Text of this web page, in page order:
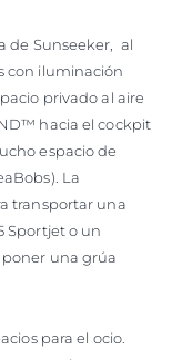
de Sunseeker, al
con iluminación
privado al aire
hacia el cockpit
espacio de
La
transportar una
Sportjet o un
una grúa
para el ocio.